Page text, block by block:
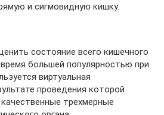
и сигмовидную кишку.
состояние всего кишечного
большей популярностью при
виртуальная
проведения которой
трехмерные